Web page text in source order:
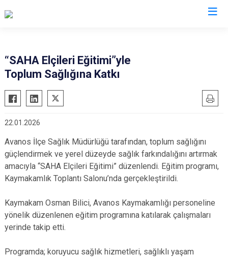
Acıgöl
Avanos
Gülşehir
Hacıbektaş
Kozaklı
Ürgüp
“SAHA Elçileri Eğitimi”yle
Toplum Sağlığına Katkı
22.01.2026
Avanos İlçe Sağlık Müdürlüğü tarafından, toplum sağlığını
güçlendirmek ve yerel düzeyde sağlık farkındalığını artırmak
amacıyla “SAHA Elçileri Eğitimi” düzenlendi. Eğitim programı,
Kaymakamlık Toplantı Salonu’nda gerçekleştirildi.
Kaymakam Osman Bilici, Avanos Kaymakamlığı personeline
yönelik düzenlenen eğitim programına katılarak çalışmaları
yerinde takip etti.
Programda; koruyucu sağlık hizmetleri, sağlıklı yaşam